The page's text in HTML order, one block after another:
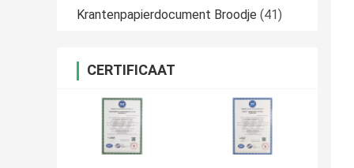
Krantenpapierdocument Broodje (41)
CERTIFICAAT